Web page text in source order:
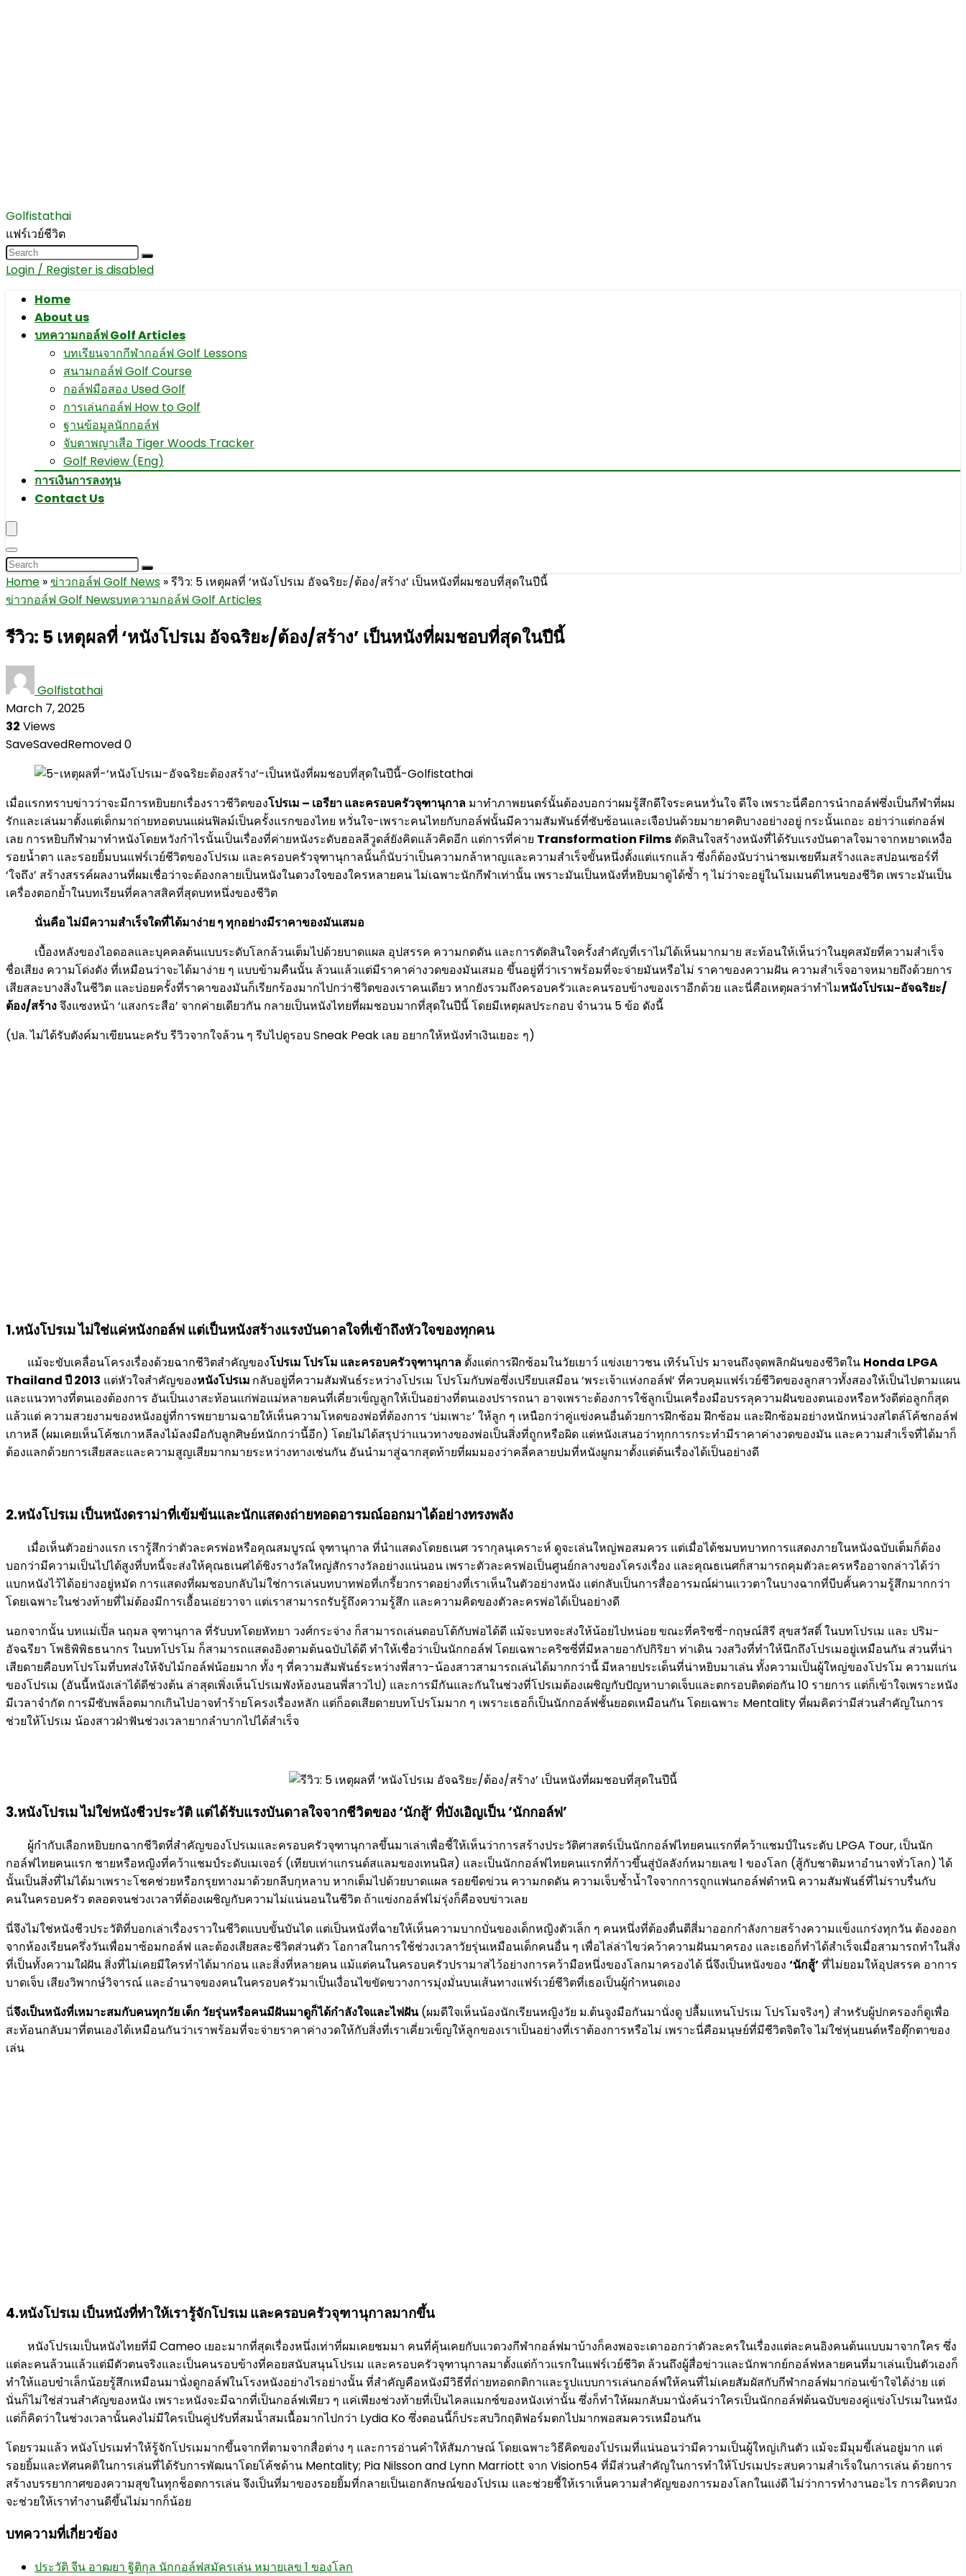
Golfistathai
แฟร์เวย์ชีวิต
Login / Register is disabled
Home
About us
บทความกอล์ฟ Golf Articles
บทเรียนจากกีฬากอล์ฟ Golf Lessons
สนามกอล์ฟ Golf Course
กอล์ฟมือสอง Used Golf
การเล่นกอล์ฟ How to Golf
ฐานข้อมูลนักกอล์ฟ
จับตาพญาเสือ Tiger Woods Tracker
Golf Review (Eng)
การเงินการลงทุน
Contact Us
Home »ข่าวกอล์ฟ Golf News »รีวิว: 5 เหตุผลที่ ‘หนังโปรเม อัจฉริยะ/ต้อง/สร้าง’ เป็นหนังที่ผมชอบที่สุดในปีนี้
ข่าวกอล์ฟ Golf Newsบทความกอล์ฟ Golf Articles
รีวิว: 5 เหตุผลที่ ‘หนังโปรเม อัจฉริยะ/ต้อง/สร้าง’ เป็นหนังที่ผมชอบที่สุดในปีนี้
Golfistathai
March 7, 2025
32 Views
SaveSavedRemoved0
เมื่อแรกทราบข่าวว่าจะมีการหยิบยกเรื่องราวชีวิตของโปรเม – เอรียา และครอบครัวจุฑานุกาล มาทำภาพยนตร์นั้นต้องบอกว่าผมรู้สึกดีใจระคนหวั่นใจ ดีใจ เพราะนี่คือการนำกอล์ฟซึ่งเป็นกีฬาที่ผม
รักและเล่นมาตั้งแต่เด็กมาถ่ายทอดบนแผ่นฟิลม์เป็นครั้งแรกของไทย หวั่นใจ-เพราะคนไทยกับกอล์ฟนั้นมีความสัมพันธ์ที่ซับซ้อนและเจือปนด้วยมายาคติบางอย่างอยู่ กระนั้นเถอะ อย่าว่าแต่กอล์ฟ
เลย การหยิบกีฬามาทำหนังโดยหวังกำไรนั้นเป็นเรื่องที่ค่ายหนังระดับฮอลลีวูดส์ยังคิดแล้วคิดอีก แต่การที่ค่าย Transformation Films ตัดสินใจสร้างหนังที่ได้รับแรงบันดาลใจมาจากหยาดเหงื่อ
รอยน้ำตา และรอยยิ้มบนแฟร์เวย์ชีวิตของโปรเม และครอบครัวจุฑานุกาลนั้นก็นับว่าเป็นความกล้าหาญและความสำเร็จขั้นหนึ่งตั้งแต่แรกแล้ว ซึ่งก็ต้องนับว่าน่าชมเชยทีมสร้างและสปอนเซอร์ที่
‘ใจถึง’ สร้างสรรค์ผลงานที่ผมเชื่อว่าจะต้องกลายเป็นหนังในดวงใจของใครหลายคน ไม่เฉพาะนักกีฬาเท่านั้น เพราะมันเป็นหนังที่หยิบมาดูได้ซ้ำ ๆ ไม่ว่าจะอยู่ในโมเมนต์ไหนของชีวิต เพราะมันเป็น
เครื่องตอกย้ำในบทเรียนที่คลาสสิคที่สุดบทหนึ่งของชีวิต
นั่นคือ ไม่มีความสำเร็จใดที่ได้มาง่าย ๆ ทุกอย่างมีราคาของมันเสมอ
เบื้องหลังของไอดอลและบุคคลต้นแบบระดับโลกล้วนเต็มไปด้วยบาดแผล อุปสรรค ความกดดัน และการตัดสินใจครั้งสำคัญที่เราไม่ได้เห็นมากมาย สะท้อนให้เห็นว่าในยุคสมัยที่ความสำเร็จ
ชื่อเสียง ความโด่งดัง ที่เหมือนว่าจะได้มาง่าย ๆ แบบข้ามคืนนั้น ล้วนแล้วแต่มีราคาค่างวดของมันเสมอ ขึ้นอยู่ที่ว่าเราพร้อมที่จะจ่ายมันหรือไม่ ราคาของความฝัน ความสำเร็จอาจหมายถึงด้วยการ
เสียสละบางสิ่งในชีวิต และบ่อยครั้งที่ราคาของมันก็เรียกร้องมากไปกว่าชีวิตของเราคนเดียว หากยังรวมถึงครอบครัวและคนรอบข้างของเราอีกด้วย และนี่คือเหตุผลว่าทำไมหนังโปรเม-อัจฉริยะ/
ต้อง/สร้างจึงแซงหน้า ‘แสงกระสือ’ จากค่ายเดียวกัน กลายเป็นหนังไทยที่ผมชอบมากที่สุดในปีนี้ โดยมีเหตุผลประกอบ จำนวน 5 ข้อ ดังนี้
(ปล. ไม่ได้รับตังค์มาเขียนนะครับ รีวิวจากใจล้วน ๆ รีบไปดูรอบ Sneak Peak เลย อยากให้หนังทำเงินเยอะ ๆ)
1.หนังโปรเม ไม่ใช่แค่หนังกอล์ฟ แต่เป็นหนังสร้างแรงบันดาลใจที่เข้าถึงหัวใจของทุกคน
แม้จะขับเคลื่อนโครงเรื่องด้วยฉากชีวิตสำคัญของโปรเม โปรโม และครอบครัวจุฑานุกาล ตั้งแต่การฝึกซ้อมในวัยเยาว์ แข่งเยาวชน เทิร์นโปร มาจนถึงจุดพลิกผันของชีวิตใน Honda LPGA
Thailand ปี 2013 แต่หัวใจสำคัญของหนังโปรเม กลับอยู่ที่ความสัมพันธ์ระหว่างโปรเม โปรโมกับพ่อซึ่งเปรียบเสมือน ‘พระเจ้าแห่งกอล์ฟ’ ที่ควบคุมแฟร์เวย์ชีวิตของลูกสาวทั้งสองให้เป็นไปตามแผน
และแนวทางที่ตนเองต้องการ อันเป็นเงาสะท้อนแก่พ่อแม่หลายคนที่เคี่ยวเข็ญลูกให้เป็นอย่างที่ตนเองปรารถนา อาจเพราะต้องการใช้ลูกเป็นเครื่องมือบรรลุความฝันของตนเองหรือหวังดีต่อลูกก็สุด
แล้วแต่ ความสวยงามของหนังอยู่ที่การพยายามฉายให้เห็นความโหดของพ่อที่ต้องการ ‘บ่มเพาะ’ ให้ลูก ๆ เหนือกว่าคู่แข่งคนอื่นด้วยการฝึกซ้อม ฝึกซ้อม และฝึกซ้อมอย่างหนักหน่วงสไตล์โค้ชกอล์ฟ
เกาหลี (ผมเคยเห็นโค้ชเกาหลีลงไม้ลงมือกับลูกศิษย์หนักกว่านี้อีก) โดยไม่ได้สรุปว่าแนวทางของพ่อเป็นสิ่งที่ถูกหรือผิด แต่หนังเสนอว่าทุกการกระทำมีราคาค่างวดของมัน และความสำเร็จที่ได้มาก็
ต้องแลกด้วยการเสียสละและความสูญเสียมากมายระหว่างทางเช่นกัน อันนำมาสู่ฉากสุดท้ายที่ผมมองว่าคลี่คลายปมที่หนังผูกมาตั้งแต่ต้นเรื่องได้เป็นอย่างดี
2.หนังโปรเม เป็นหนังดราม่าที่เข้มข้นและนักแสดงถ่ายทอดอารมณ์ออกมาได้อย่างทรงพลัง
เมื่อเห็นตัวอย่างแรก เรารู้สึกว่าตัวละครพ่อหรือคุณสมบูรณ์ จุฑานุกาล ที่นำแสดงโดยธเนศ วรากุลนุเคราะห์ ดูจะเล่นใหญ่พอสมควร แต่เมื่อได้ชมบทบาทการแสดงภายในหนังฉบับเต็มก็ต้อง
บอกว่ามีความเป็นไปได้สูงที่บทนี้จะส่งให้คุณธเนศได้ชิงรางวัลใหญ่สักรางวัลอย่างแน่นอน เพราะตัวละครพ่อเป็นศูนย์กลางของโครงเรื่อง และคุณธเนศก็สามารถคุมตัวละครหรืออาจกล่าวได้ว่า
แบกหนังไว้ได้อย่างอยู่หมัด การแสดงที่ผมชอบกลับไม่ใช่การเล่นบทบาทพ่อที่เกรี้ยวกราดอย่างที่เราเห็นในตัวอย่างหนัง แต่กลับเป็นการสื่ออารมณ์ผ่านแววตาในบางฉากที่บีบคั้นความรู้สึกมากกว่า
โดยเฉพาะในช่วงท้ายที่ไม่ต้องมีการเอื้อนเอ่ยวาจา แต่เราสามารถรับรู้ถึงความรู้สึก และความคิดของตัวละครพ่อได้เป็นอย่างดี
นอกจากนั้น บทแม่เปิ้ล นฤมล จุฑานุกาล ที่รับบทโดยหัทยา วงศ์กระจ่าง ก็สามารถเล่นตอบโต้กับพ่อได้ดี แม้จะบทจะส่งให้น้อยไปหน่อย ขณะที่คริซซี่-กฤษณ์สิรี สุขสวัสดิ์ ในบทโปรเม และ ปริม-
อัจฉรียา โพธิพิพิธธนากร ในบทโปรโม ก็สามารถแสดงอิงตามต้นฉบับได้ดี ทำให้เชื่อว่าเป็นนักกอล์ฟ โดยเฉพาะคริซซี่ที่มีหลายอากัปกิริยา ท่าเดิน วงสวิงที่ทำให้นึกถึงโปรเมอยู่เหมือนกัน ส่วนที่น่า
เสียดายคือบทโปรโมที่บทส่งให้จับไม้กอล์ฟน้อยมาก ทั้ง ๆ ที่ความสัมพันธ์ระหว่างพี่สาว-น้องสาวสามารถเล่นได้มากกว่านี้ มีหลายประเด็นที่น่าหยิบมาเล่น ทั้งความเป็นผู้ใหญ่ของโปรโม ความแก่น
ของโปรเม (อันนี้หนังเล่าได้ดีช่วงต้น ล่าสุดเพิ่งเห็นโปรเมพังห้องนอนพี่สาวไป) และการมีกันและกันในช่วงที่โปรเมต้องเผชิญกับปัญหาบาดเจ็บและตกรอบติดต่อกัน 10 รายการ แต่ก็เข้าใจเพราะหนัง
มีเวลาจำกัด การมีซับพล็อตมากเกินไปอาจทำร้ายโครงเรื่องหลัก แต่ก็อดเสียดายบทโปรโมมาก ๆ เพราะเธอก็เป็นนักกอล์ฟชั้นยอดเหมือนกัน โดยเฉพาะ Mentality ที่ผมคิดว่ามีส่วนสำคัญในการ
ช่วยให้โปรเม น้องสาวฝ่าฟันช่วงเวลายากลำบากไปได้สำเร็จ
3.หนังโปรเม ไม่ใข่หนังชีวประวัติ แต่ได้รับแรงบันดาลใจจากชีวิตของ ‘นักสู้’ ที่บังเอิญเป็น ‘นักกอล์ฟ’
ผู้กำกับเลือกหยิบยกฉากชีวิตที่สำคัญของโปรเมและครอบครัวจุฑานุกาลขึ้นมาเล่าเพื่อชี้ให้เห็นว่าการสร้างประวัติศาสตร์เป็นนักกอล์ฟไทยคนแรกที่คว้าแชมป์ในระดับ LPGA Tour, เป็นนัก
กอล์ฟไทยคนแรก ชายหรือหญิงที่คว้าแชมป์ระดับเมเจอร์ (เทียบเท่าแกรนด์สแลมของเทนนิส) และเป็นนักกอล์ฟไทยคนแรกที่ก้าวขึ้นสู่บัลลังก์หมายเลข 1 ของโลก (สู้กับชาติมหาอำนาจทั่วโลก) ได้
นั้นเป็นสิ่งที่ไม่ได้มาเพราะโชคช่วยหรือกรุยทางมาด้วยกลีบกุหลาบ หากเต็มไปด้วยบาดแผล รอยขีดข่วน ความกดดัน ความเจ็บช้ำน้ำใจจากการถูกแฟนกอล์ฟตำหนิ ความสัมพันธ์ที่ไม่ราบรื่นกับ
คนในครอบครัว ตลอดจนช่วงเวลาที่ต้องเผชิญกับความไม่แน่นอนในชีวิต ถ้าแข่งกอล์ฟไม่รุ่งก็คือจบข่าวเลย
นี่จึงไม่ใช่หนังชีวประวัติที่บอกเล่าเรื่องราวในชีวิตแบบขั้นบันได แต่เป็นหนังที่ฉายให้เห็นความบากบั่นของเด็กหญิงตัวเล็ก ๆ คนหนึ่งที่ต้องตื่นตีสี่มาออกกำลังกายสร้างความแข็งแกร่งทุกวัน ต้องออก
จากห้องเรียนครึ่งวันเพื่อมาซ้อมกอล์ฟ และต้องเสียสละชีวิตส่วนตัว โอกาสในการใช้ช่วงเวลาวัยรุ่นเหมือนเด็กคนอื่น ๆ เพื่อไล่ล่าไขว่คว้าความฝันมาครอง และเธอก็ทำได้สำเร็จเมื่อสามารถทำในสิ่ง
ที่เป็นทั้งความใฝ่ฝัน สิ่งที่ไม่เคยมีใครทำได้มาก่อน และสิ่งที่หลายคน แม้แต่คนในครอบครัวปรามาสไว้อย่างการคว้ามือหนึ่งของโลกมาครองได้ นี่จึงเป็นหนังของ ‘นักสู้’ที่ไม่ยอมให้อุปสรรค อาการ
บาดเจ็บ เสียงวิพากษ์วิจารณ์ และอำนาจของคนในครอบครัวมาเป็นเงื่อนไขขัดขวางการมุ่งมั่นบนเส้นทางแฟร์เวย์ชีวิตที่เธอเป็นผู้กำหนดเอง
นี่จึงเป็นหนังที่เหมาะสมกับคนทุกวัย เด็ก วัยรุ่นหรือคนมีฝันมาดูก็ได้กำลังใจและไฟฝัน(ผมดีใจเห็นน้องนักเรียนหญิงวัย ม.ต้นจูงมือกันมานั่งดู ปลื้มแทนโปรเม โปรโมจริงๆ) สำหรับผู้ปกครองก็ดูเพื่อ
สะท้อนกลับมาที่ตนเองได้เหมือนกันว่าเราพร้อมที่จะจ่ายราคาค่างวดให้กับสิ่งที่เราเคี่ยวเข็ญให้ลูกของเราเป็นอย่างที่เราต้องการหรือไม่ เพราะนี่คือมนุษย์ที่มีชีวิตจิตใจ ไม่ใช่หุ่นยนต์หรือตุ๊กตาของ
เล่น
4.หนังโปรเม เป็นหนังที่ทำให้เรารู้จักโปรเม และครอบครัวจุฑานุกาลมากขึ้น
หนังโปรเมเป็นหนังไทยที่มี Cameo เยอะมากที่สุดเรื่องหนึ่งเท่าที่ผมเคยชมมา คนที่คุ้นเคยกับแวดวงกีฬากอล์ฟมาบ้างก็คงพอจะเดาออกว่าตัวละครในเรื่องแต่ละคนอิงคนต้นแบบมาจากใคร ซึ่ง
แต่ละคนล้วนแล้วแต่มีตัวตนจริงและเป็นคนรอบข้างที่คอยสนับสนุนโปรเม และครอบครัวจุฑานุกาลมาตั้งแต่ก้าวแรกในแฟร์เวย์ชีวิต ล้วนถึงผู้สื่อข่าวและนักพากย์กอล์ฟหลายคนที่มาเล่นเป็นตัวเองก็
ทำให้แอบขำเล็กน้อยรู้สึกเหมือนมานั่งดูกอล์ฟในโรงหนังอย่างไรอย่างนั้น ที่สำคัญคือหนังมีวิธีที่ถ่ายทอดกติกาและรูปแบบการเล่นกอล์ฟให้คนที่ไม่เคยสัมผัสกับกีฬากอล์ฟมาก่อนเข้าใจได้ง่าย แต่
นั่นก็ไม่ใช่ส่วนสำคัญของหนัง เพราะหนังจะมีฉากที่เป็นกอล์ฟเพียว ๆ แค่เพียงช่วงท้ายที่เป็นไคลแมกซ์ของหนังเท่านั้น ซึ่งก็ทำให้ผมกลับมานั่งค้นว่าใครเป็นนักกอล์ฟต้นฉบับของคู่แข่งโปรเมในหนัง
แต่ก็คิดว่าในช่วงเวลานั้นคงไม่มีใครเป็นคู่ปรับที่สมน้ำสมเนื้อมากไปกว่า Lydia Ko ซึ่งตอนนี้ก็ประสบวิกฤติฟอร์มตกไปมากพอสมควรเหมือนกัน
โดยรวมแล้ว หนังโปรเมทำให้รู้จักโปรเมมากขึ้นจากที่ตามจากสื่อต่าง ๆ และการอ่านคำให้สัมภาษณ์ โดยเฉพาะวิธีคิดของโปรเมที่แน่นอนว่ามีความเป็นผู้ใหญ่เกินตัว แม้จะมีมุมขี้เล่นอยู่มาก แต่
รอยยิ้มและทัศนคติในการเล่นที่ได้รับการพัฒนาโดยโค้ชด้าน Mentality; Pia Nilsson and Lynn Marriott จาก Vision54 ที่มีส่วนสำคัญในการทำให้โปรเมประสบความสำเร็จในการเล่น ด้วยการ
สร้างบรรยากาศของความสุขในทุกช็อตการเล่น จึงเป็นที่มาของรอยยิ้มที่กลายเป็นเอกลักษณ์ของโปรเม และช่วยชี้ให้เราเห็นความสำคัญของการมองโลกในแง่ดี ไม่ว่าการทำงานอะไร การคิดบวก
จะช่วยให้เราทำงานดีขึ้นไม่มากก็น้อย
บทความที่เกี่ยวข้อง
ประวัติ จีน อาฒยา ฐิติกุล นักกอล์ฟสมัครเล่น หมายเลข 1 ของโลก